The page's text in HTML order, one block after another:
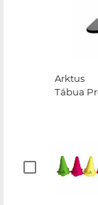
Arktus
Tábua